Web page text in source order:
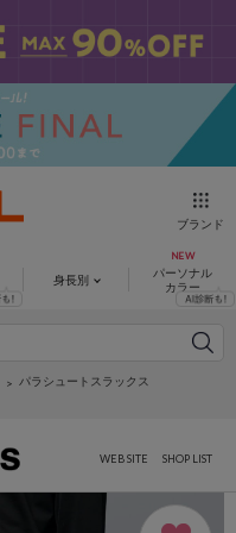
ブランド
身長別
パーソナル
カラー
パラシュートスラックス
WEB SITE SHOP LIST